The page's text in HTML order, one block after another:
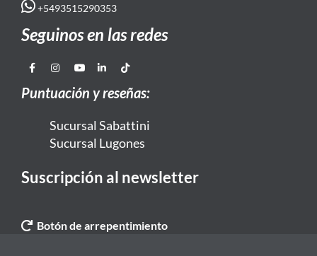
+5493515290353
Seguinos en las redes
Puntuación y reseñas:
Sucursal Sabattini
Sucursal Lugones
Suscripción al newsletter
Botón de arrepentimiento